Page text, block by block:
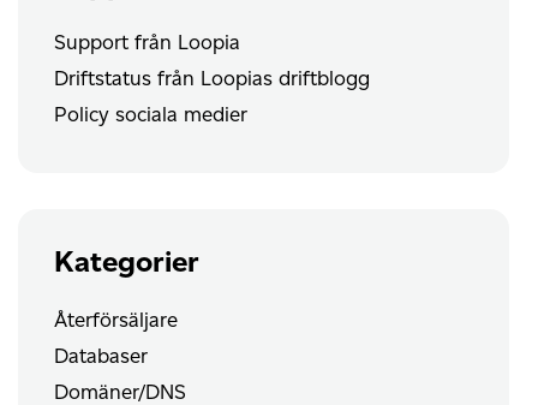
Support från Loopia
Driftstatus från Loopias driftblogg
Policy sociala medier
Kategorier
Återförsäljare
Databaser
Domäner/DNS